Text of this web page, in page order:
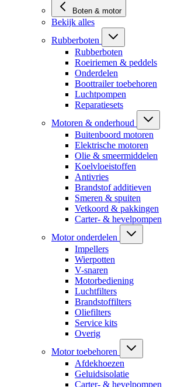
Boten & motor
Bekijk alles
Rubberboten
Rubberboten
Roeiriemen & peddels
Onderdelen
Boottrailer toebehoren
Luchtpompen
Reparatiesets
Motoren & onderhoud
Buitenboord motoren
Elektrische motoren
Olie & smeermiddelen
Koelvloeistoffen
Antivries
Brandstof additieven
Smeren & spuiten
Vetkoord & pakkingen
Carter- & hevelpompen
Motor onderdelen
Impellers
Wierpotten
V-snaren
Motorbediening
Luchtfilters
Brandstoffilters
Oliefilters
Service kits
Overig
Motor toebehoren
Afdekhoezen
Geluidsisolatie
Carter- & hevelpompen